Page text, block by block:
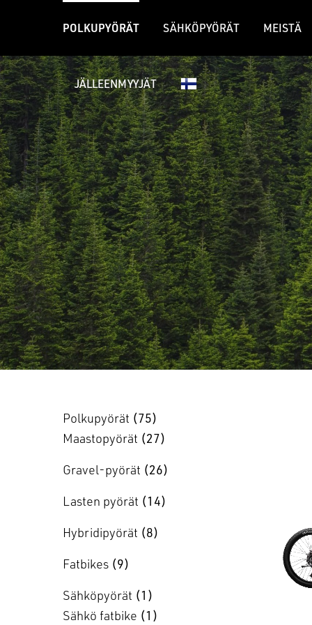
POLKUPYÖRÄT
GRAVEL-PYÖRÄT
SÄHKÖPYÖRÄT MEISTÄ
JÄLLEENMYYJÄT
Polkupyörät
75
Maastopyörät
27
Gravel-pyörät 26
Lasten pyörät 14
Hybridipyörät 8
Fatbikes 9
Sähköpyörät
1
Sähkö fatbike
1